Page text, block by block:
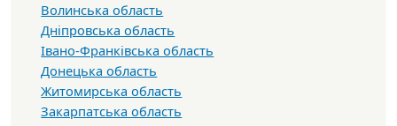
Волинська область
Дніпровська область
Івано-Франківська область
Донецька область
Житомирська область
Закарпатська область